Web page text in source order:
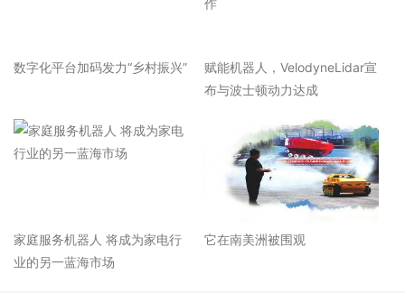
数字化平台加码发力“乡村振兴”
赋能机器人，VelodyneLidar宣
布与波士顿动力达成
家庭服务机器人 将成为家电行
业的另一蓝海市场
它在南美洲被围观